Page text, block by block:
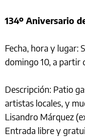
134º Aniversario
Fecha, hora y lugar:
domingo 10, a partir
Descripción: Patio
artistas locales, y
Lisandro Márquez
Entrada libre y